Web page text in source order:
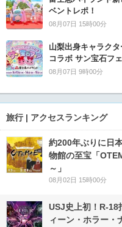
ベントレポ！
08月07日 15時00分
山梨出身キャラク
コラボ サン宝石フ
08月07日 9時00分
旅行 | アクセスランキング
約200年ぶりに日
物館の至宝「
～」
08月02日 15時00分
USJ史上初！R-18
ィーン・ホラー・